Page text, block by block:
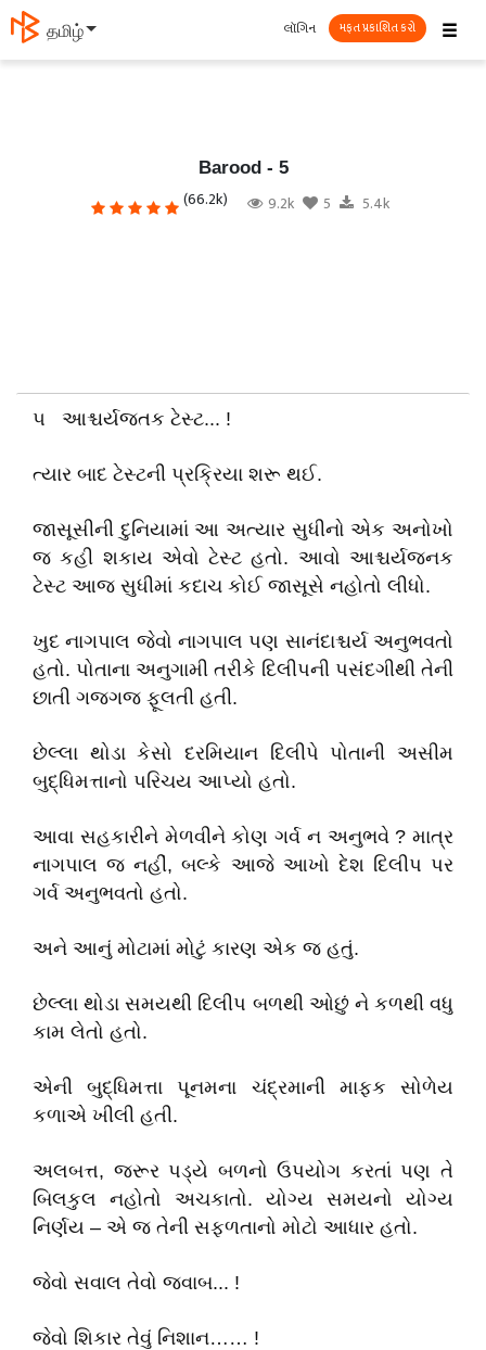
தமிழ் ☰
લૉગિન મફત પ્રકાશિત કરો
Barood - 5
(66.2k) 9.2k 5 5.4k
૫ આશ્ચર્યજતક ટેસ્ટ... !
ત્યાર બાદ ટેસ્ટની પ્રક્રિયા શરૂ થઈ.
જાસૂસીની દુનિયામાં આ અત્યાર સુધીનો એક અનોખો
જ કહી શકાય એવો ટેસ્ટ હતો. આવો આશ્ચર્યજનક
ટેસ્ટ આજ સુધીમાં કદાચ કોઈ જાસૂસે નહોતો લીધો.
ખુદ નાગપાલ જેવો નાગપાલ પણ સાનંદાશ્ચર્ય અનુભવતો
હતો. પોતાના અનુગામી તરીકે દિલીપની પસંદગીથી તેની
છાતી ગજગજ ફૂલતી હતી.
છેલ્લા થોડા કેસો દરમિયાન દિલીપે પોતાની અસીમ
બુદ્ધિમત્તાનો પરિચય આપ્યો હતો.
આવા સહકારીને મેળવીને કોણ ગર્વ ન અનુભવે ? માત્ર
નાગપાલ જ નહીં, બલ્કે આજે આખો દેશ દિલીપ પર
ગર્વ અનુભવતો હતો.
અને આનું મોટામાં મોટું કારણ એક જ હતું.
છેલ્લા થોડા સમયથી દિલીપ બળથી ઓછું ને કળથી વધુ
કામ લેતો હતો.
એની બુદ્ધિમત્તા પૂનમના ચંદ્રમાની માફક સોળેય
કળાએ ખીલી હતી.
અલબત્ત, જરૂર પડ્યે બળનો ઉપયોગ કરતાં પણ તે
બિલકુલ નહોતો અચકાતો. યોગ્ય સમયનો યોગ્ય
નિર્ણય – એ જ તેની સફળતાનો મોટો આધાર હતો.
જેવો સવાલ તેવો જવાબ... !
જેવો શિકાર તેવું નિશાન…… !